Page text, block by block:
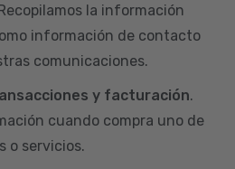
la información
información de contacto
comunicaciones.
y facturación.
cuando compra uno de
o servicios.